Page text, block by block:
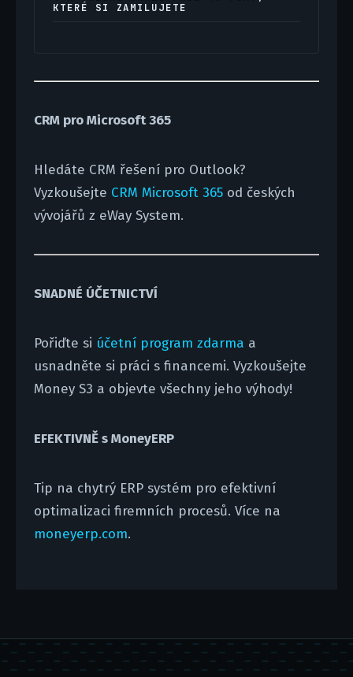
KTERÉ SI ZAMILUJETE
CRM pro Microsoft 365
Hledáte CRM řešení pro Outlook?
Vyzkoušejte CRM Microsoft 365od českých
vývojářů z eWay System.
SNADNÉ ÚČETNICTVÍ
Pořiďte si účetní program zdarma a
usnadněte si práci s financemi. Vyzkoušejte
Money S3 a objevte všechny jeho výhody!
EFEKTIVNĚ s MoneyERP
Tip na chytrý ERP systém pro efektivní
optimalizaci firemních procesů. Více na
moneyerp.com.